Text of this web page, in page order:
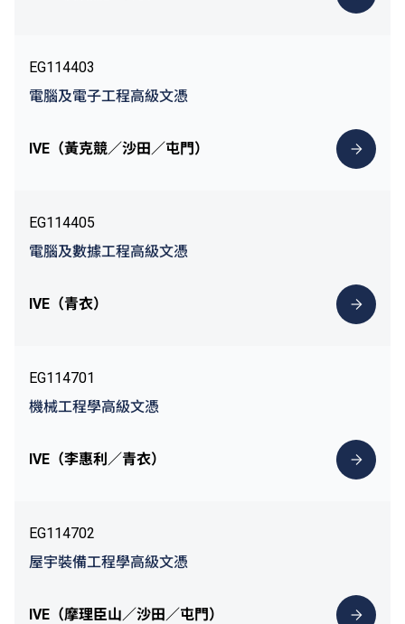
EG114403
電腦及電子工程高級文憑
IVE（黃克競／沙田／屯門）
EG114405
電腦及數據工程高級文憑
IVE（青衣）
EG114701
機械工程學高級文憑
IVE（李惠利／青衣）
EG114702
屋宇裝備工程學高級文憑
IVE（摩理臣山／沙田／屯門）